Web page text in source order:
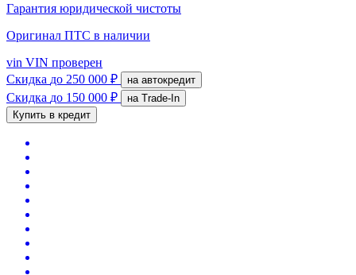
Гарантия юридической чистоты
Оригинал ПТС в наличии
vin VIN проверен
Скидка до 250 000 ₽ на автокредит
Скидка до 150 000 ₽
на Trade-In
Купить в кредит